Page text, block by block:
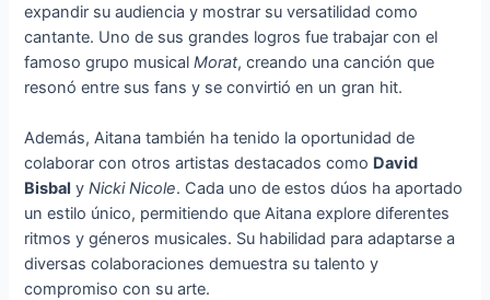
expandir su audiencia y mostrar su versatilidad como
cantante. Uno de sus grandes logros fue trabajar con el
famoso grupo musicalMorat, creando una canción que
resonó entre sus fans y se convirtió en un gran hit.
Además, Aitana también ha tenido la oportunidad de
colaborar con otros artistas destacados como David
Bisbal yNicki Nicole. Cada uno de estos dúos ha aportado
un estilo único, permitiendo que Aitana explore diferentes
ritmos y géneros musicales. Su habilidad para adaptarse a
diversas colaboraciones demuestra su talento y
compromiso con su arte.